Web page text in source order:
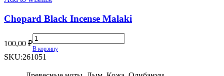
Chopard Black Incense Malaki
100,00 ₽
Chopard
Black
Incense
quantity
В корзину
SKU:261051